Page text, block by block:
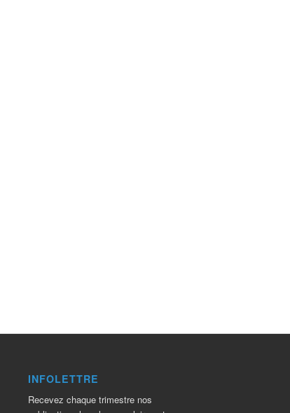
INFOLETTRE
Recevez chaque trimestre nos